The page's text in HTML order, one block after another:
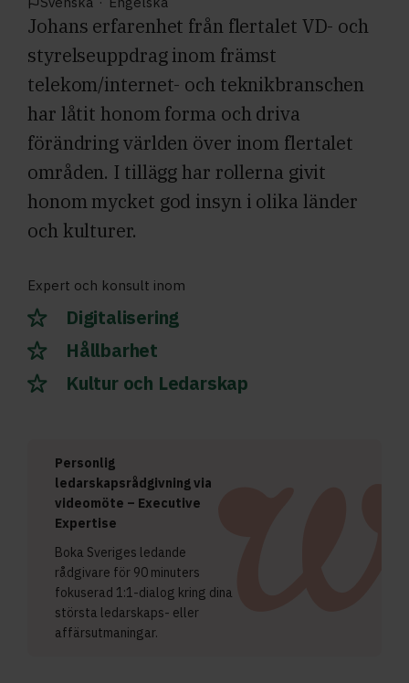
Johans erfarenhet från flertalet VD- och
styrelseuppdrag inom främst
telekom/internet- och teknikbranschen
har låtit honom forma och driva
förändring världen över inom flertalet
områden. I tillägg har rollerna givit
honom mycket god insyn i olika länder
och kulturer.
Expert och konsult inom
Digitalisering
Hållbarhet
Kultur och Ledarskap
Personlig
ledarskapsrådgivning via
videomöte – Executive
Expertise
Boka Sveriges ledande
rådgivare för 90 minuters
fokuserad 1:1-dialog kring dina
största ledarskaps- eller
affärsutmaningar.